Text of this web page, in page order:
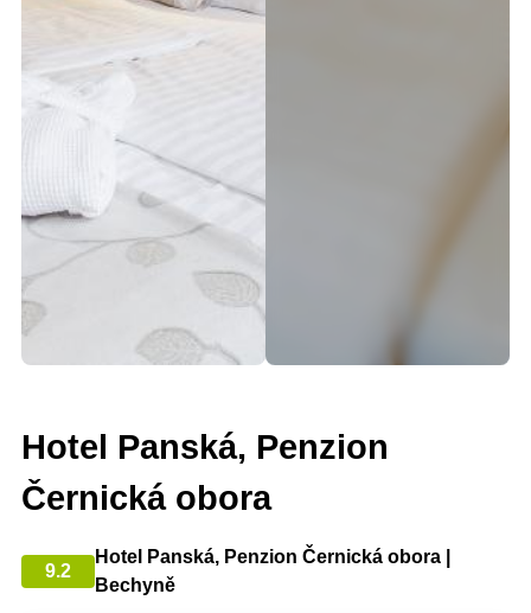
Hotel Panská, Penzion
Černická obora
9.2
Hotel Panská, Penzion Černická obora |
Bechyně